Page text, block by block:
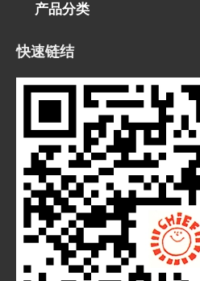
产品分类
快速链结